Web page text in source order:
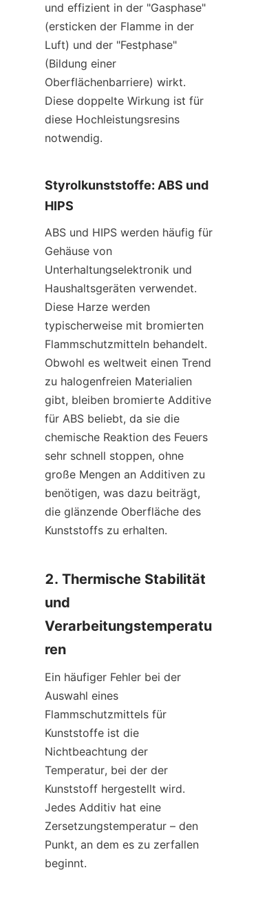
und effizient in der "Gasphase"
(ersticken der Flamme in der
Luft) und der "Festphase"
(Bildung einer
Oberflächenbarriere) wirkt.
Diese doppelte Wirkung ist für
diese Hochleistungsresins
notwendig.
Styrolkunststoffe: ABS und
HIPS
ABS und HIPS werden häufig für
Gehäuse von
Unterhaltungselektronik und
Haushaltsgeräten verwendet.
Diese Harze werden
typischerweise mit bromierten
Flammschutzmitteln behandelt.
Obwohl es weltweit einen Trend
zu halogenfreien Materialien
gibt, bleiben bromierte Additive
für ABS beliebt, da sie die
chemische Reaktion des Feuers
sehr schnell stoppen, ohne
große Mengen an Additiven zu
benötigen, was dazu beiträgt,
die glänzende Oberfläche des
Kunststoffs zu erhalten.
2. Thermische Stabilität
und
Verarbeitungstemperatu
ren
Ein häufiger Fehler bei der
Auswahl eines
Flammschutzmittels für
Kunststoffe ist die
Nichtbeachtung der
Temperatur, bei der der
Kunststoff hergestellt wird.
Jedes Additiv hat eine
Zersetzungstemperatur – den
Punkt, an dem es zu zerfallen
beginnt.